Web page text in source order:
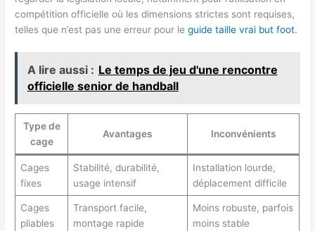
compétition officielle où les dimensions strictes sont requises,
telles que n’est pas une erreur pour leguide taille vrai but foot.
A lire aussi : Le temps de jeu d'une rencontre
officielle senior de handball
Type de
cage
Avantages Inconvénients
Cages
fixes
Stabilité, durabilité,
usage intensif
Installation lourde,
déplacement difficile
Cages
pliables
Transport facile,
montage rapide
Moins robuste, parfois
moins stable